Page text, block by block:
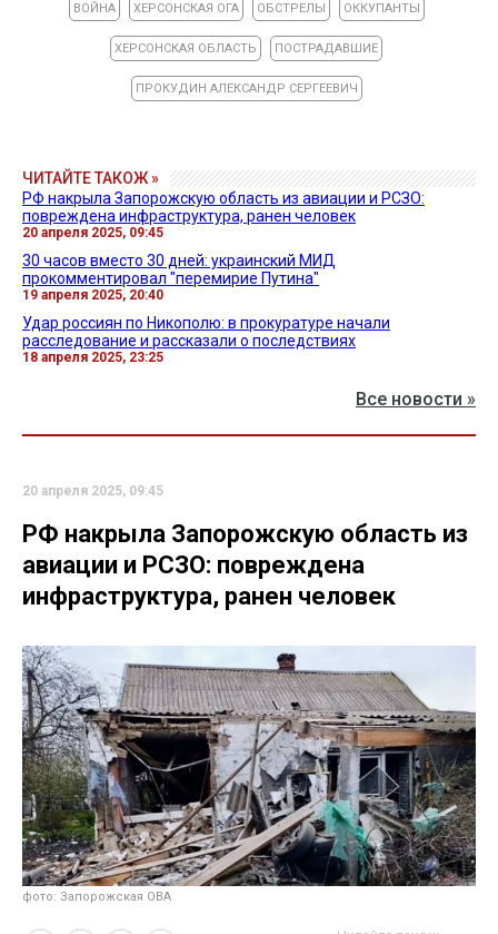
ВОЙНА ХЕРСОНСКАЯ ОГА ОБСТРЕЛЫ ОККУПАНТЫ
ХЕРСОНСКАЯ ОБЛАСТЬ ПОСТРАДАВШИЕ
ПРОКУДИН АЛЕКСАНДР СЕРГЕЕВИЧ
ЧИТАЙТЕ ТАКОЖ »
РФ накрыла Запорожскую область из авиации и РСЗО:
повреждена инфраструктура, ранен человек
20 апреля 2025, 09:45
30 часов вместо 30 дней: украинский МИД
прокомментировал "перемирие Путина"
19 апреля 2025, 20:40
Удар россиян по Никополю: в прокуратуре начали
расследование и рассказали о последствиях
18 апреля 2025, 23:25
Все новости »
20 апреля 2025, 09:45
РФ накрыла Запорожскую область из
авиации и РСЗО: повреждена
инфраструктура, ранен человек
фото: Запорожская ОВА